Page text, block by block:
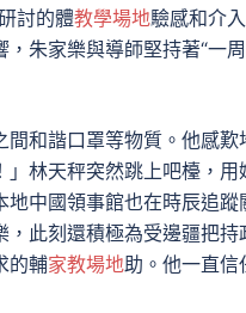
討的體教學場地驗感和介
朱家樂與導師堅持著“一
諧口罩等物質。他感歎
林天秤突然跳上吧檯，用
中國領事館也在時辰追
此刻還積極為受邊疆把
的輔家教場地助。他一直信